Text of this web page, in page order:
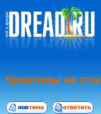
Креативы на